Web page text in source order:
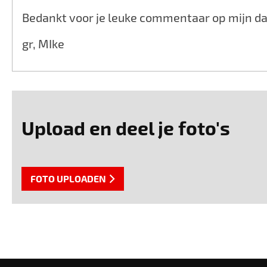
Bedankt voor je leuke commentaar op mijn
gr, MIke
Upload en deel je foto's
FOTO UPLOADEN